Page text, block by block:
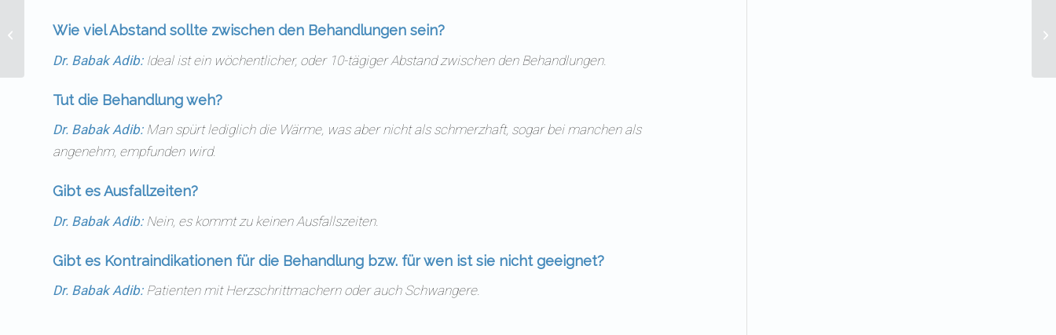
Wie viel Abstand sollte zwischen den Behandlungen sein?
Dr. Babak Adib:Ideal ist ein wöchentlicher, oder 10-tägiger Abstand zwischen den Behandlungen.
Tut die Behandlung weh?
Dr. Babak Adib:Man spürt lediglich die Wärme, was aber nicht als schmerzhaft, sogar bei manchen als
angenehm, empfunden wird.
Gibt es Ausfallzeiten?
Dr. Babak Adib:Nein, es kommt zu keinen Ausfallszeiten.
Gibt es Kontraindikationen für die Behandlung bzw. für wen ist sie nicht geeignet?
Dr. Babak Adib:Patienten mit Herzschrittmachern oder auch Schwangere.
entsteht – und man